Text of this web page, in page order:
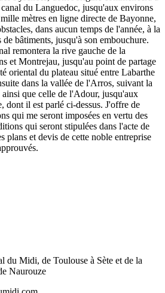
du Languedoc, jusqu'aux environs
mètres en ligne directe de Bayonne,
dans aucun temps de l'année, à la
bâtiments, jusqu'à son embouchure.
remontera la rive gauche de la
et Montrejau, jusqu'au point de partage
oriental du plateau situé entre Labarthe
dans la vallée de l'Arros, suivant la
que celle de l'Adour, jusqu'aux
dont il est parlé ci-dessus. J'offre de
qui me seront imposées en vertu des
qui seront stipulées dans l'acte de
plans et devis de cette noble entreprise
du Midi, de Toulouse à Sète et de la
Naurouze